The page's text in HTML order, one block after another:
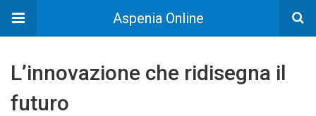
Aspenia Online
L’innovazione che ridisegna il
futuro